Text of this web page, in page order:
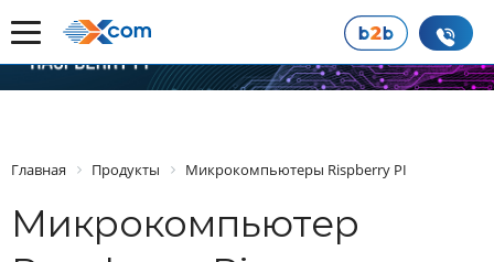
Главная Продукты Микрокомпьютеры Rispberry PI
Микрокомпьютер